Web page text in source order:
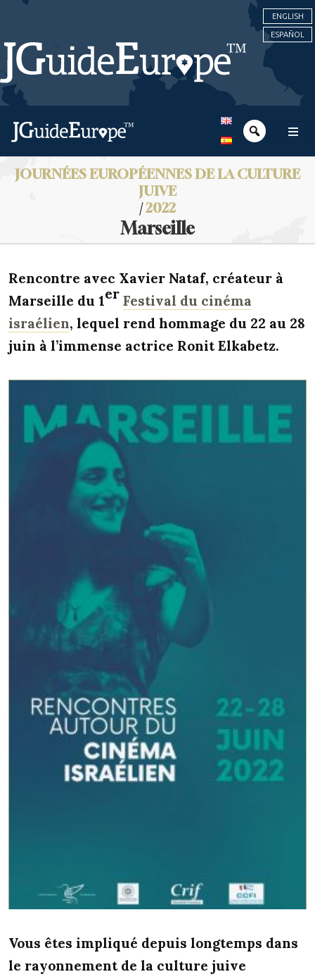
ENGLISH
ESPAÑOL
JOURNÉES EUROPÉENNES DE LA CULTURE
JUIVE
/2022
Marseille
Rencontre avec Xavier Nataf, créateur à
Marseille du 1er Festival du cinéma
israélien, lequel rend hommage du 22 au 28
juin à l’immense actrice Ronit Elkabetz.
Vous êtes impliqué depuis longtemps dans
le rayonnement de la culture juive